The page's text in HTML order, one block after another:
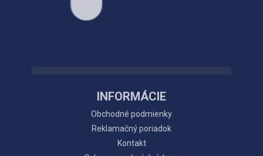
INFORMÁCIE
Obchodné podmienky
Reklamačný poriadok
Kontakt